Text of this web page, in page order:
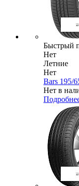
Быстрый
Нет
Летние
Нет
Bars 195/
Нет в